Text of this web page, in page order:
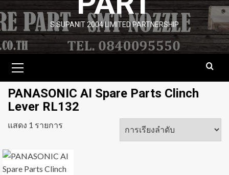
S.SUPANIT 2004 LIMITED PARTNERSHIP
Menu
PANASONIC AI Spare Parts Clinch
Lever RL132
แสดง 1 รายการ